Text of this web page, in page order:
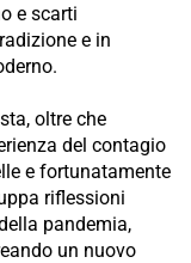
e scarti
e in
oltre che
del contagio
e fortunatamente
riflessioni
pandemia,
un nuovo